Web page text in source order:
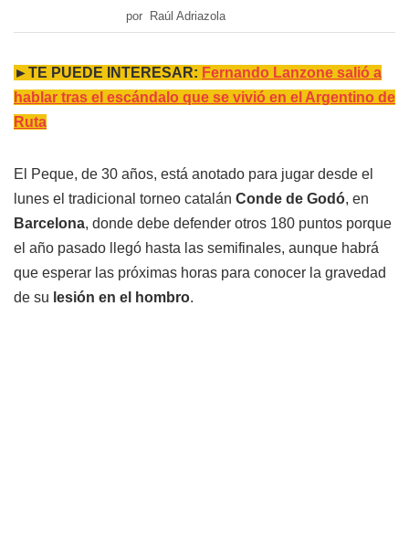
por Raúl Adriazola
►TE PUEDE INTERESAR: Fernando Lanzone salió a
hablar tras el escándalo que se vivió en el Argentino de
Ruta
El Peque, de 30 años, está anotado para jugar desde el
lunes el tradicional torneo catalán Conde de Godó, en
Barcelona, donde debe defender otros 180 puntos porque
el año pasado llegó hasta las semifinales, aunque habrá
que esperar las próximas horas para conocer la gravedad
de su lesión en el hombro.